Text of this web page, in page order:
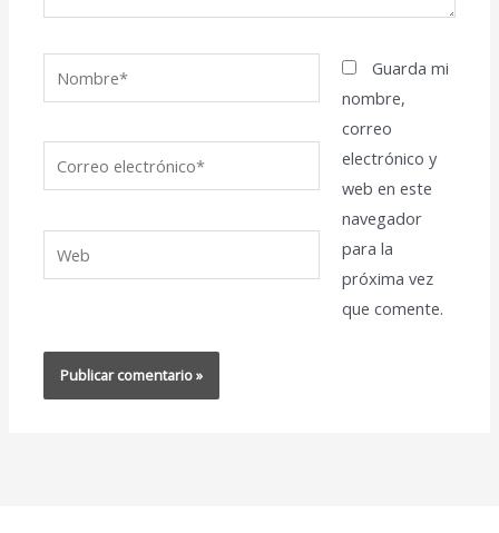
electrónico*
Guarda mi
nombre,
correo
electrónico y
web en este
navegador
para la
próxima vez
que comente.